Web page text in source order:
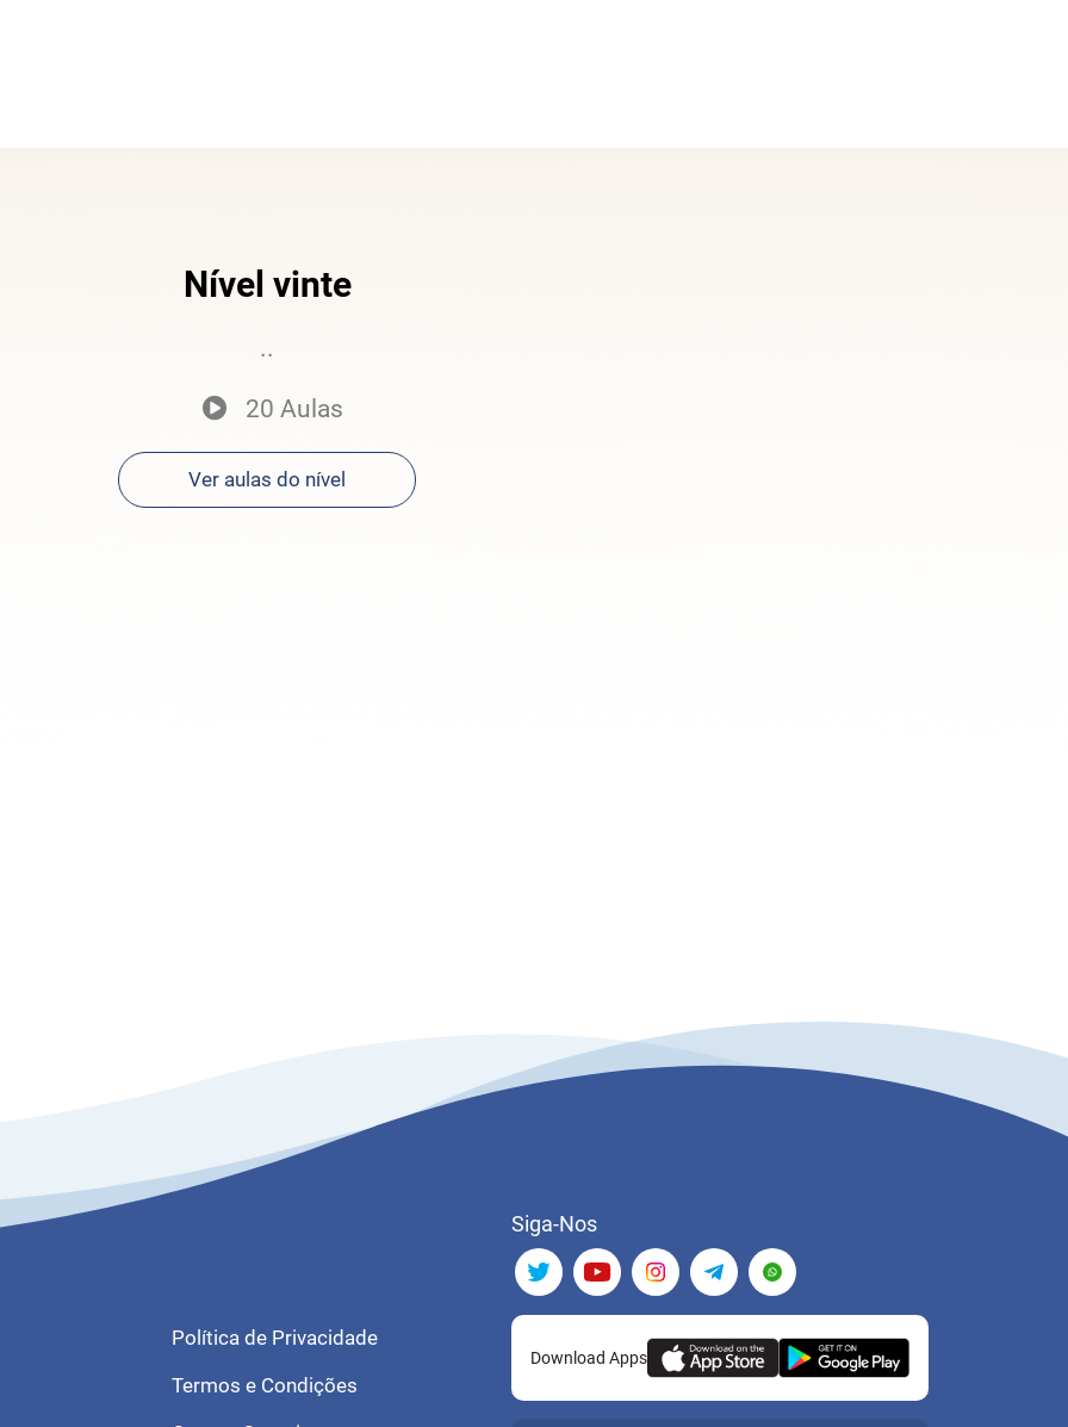
Nível vinte
..
20 Aulas
Ver aulas do nível
Política de Privacidade
Termos e Condições
Siga-Nos
Download Apps